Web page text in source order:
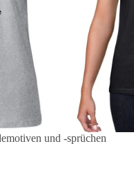
und -sprüchen